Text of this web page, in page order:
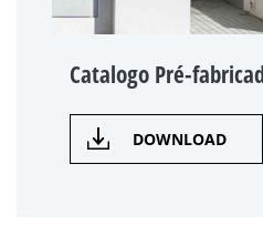
Catalogo Pré-
DOWNLOAD